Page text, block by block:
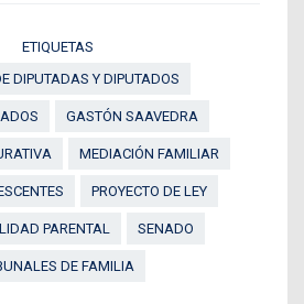
ETIQUETAS
DIPUTADAS Y DIPUTADOS
GASTÓN SAAVEDRA
MEDIACIÓN FAMILIAR
PROYECTO DE LEY
PARENTAL SENADO
DE FAMILIA